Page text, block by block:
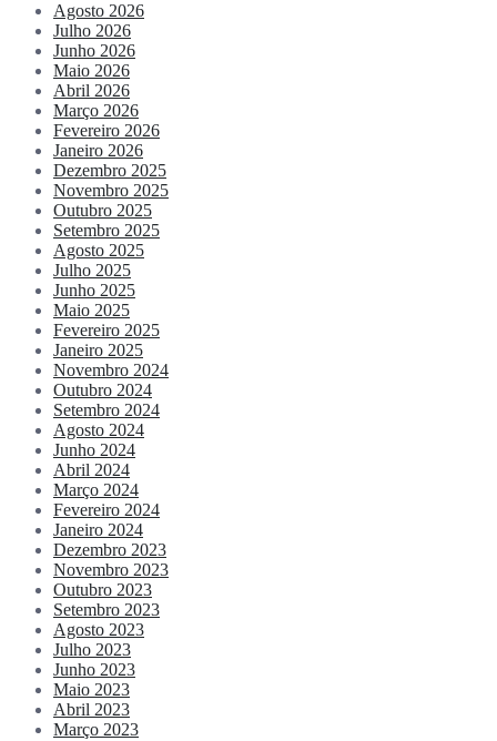
Agosto 2026
Julho 2026
Junho 2026
Maio 2026
Abril 2026
Março 2026
Fevereiro 2026
Janeiro 2026
Dezembro 2025
Novembro 2025
Outubro 2025
Setembro 2025
Agosto 2025
Julho 2025
Junho 2025
Maio 2025
Fevereiro 2025
Janeiro 2025
Novembro 2024
Outubro 2024
Setembro 2024
Agosto 2024
Junho 2024
Abril 2024
Março 2024
Fevereiro 2024
Janeiro 2024
Dezembro 2023
Novembro 2023
Outubro 2023
Setembro 2023
Agosto 2023
Julho 2023
Junho 2023
Maio 2023
Abril 2023
Março 2023